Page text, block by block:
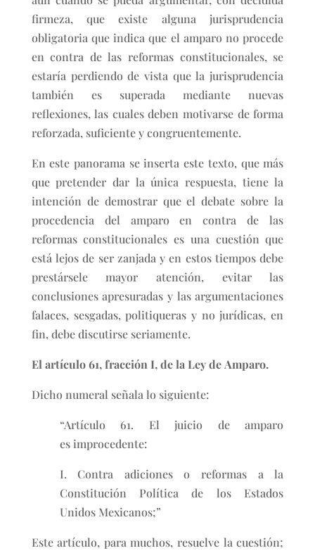
firmeza, que existe alguna jurisprudencia
obligatoria que indica que el amparo no procede
en contra de las reformas constitucionales, se
estaría perdiendo de vista que la jurisprudencia
también es superada mediante nuevas
reflexiones, las cuales deben motivarse de forma
reforzada, suficiente y congruentemente.
En este panorama se inserta este texto, que más
que pretender dar la única respuesta, tiene la
intención de demostrar que el debate sobre la
procedencia del amparo en contra de las
reformas constitucionales es una cuestión que
está lejos de ser zanjada y en estos tiempos debe
prestársele mayor atención, evitar las
conclusiones apresuradas y las argumentaciones
falaces, sesgadas, politiqueras y no jurídicas, en
fin, debe discutirse seriamente.
El artículo 61, fracción I, de la Ley de Amparo.
Dicho numeral señala lo siguiente:
“Artículo 61. El juicio de amparo
es improcedente:
I. Contra adiciones o reformas a la
Constitución Política de los Estados
Unidos Mexicanos;”
Este artículo, para muchos, resuelve la cuestión;